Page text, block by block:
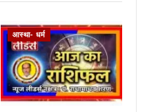
आस्था- धर्म